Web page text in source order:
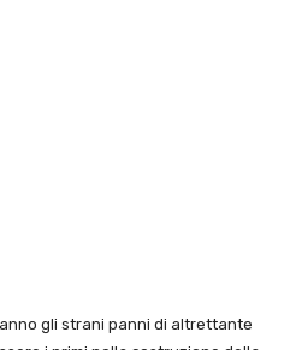
gli strani panni di altrettante